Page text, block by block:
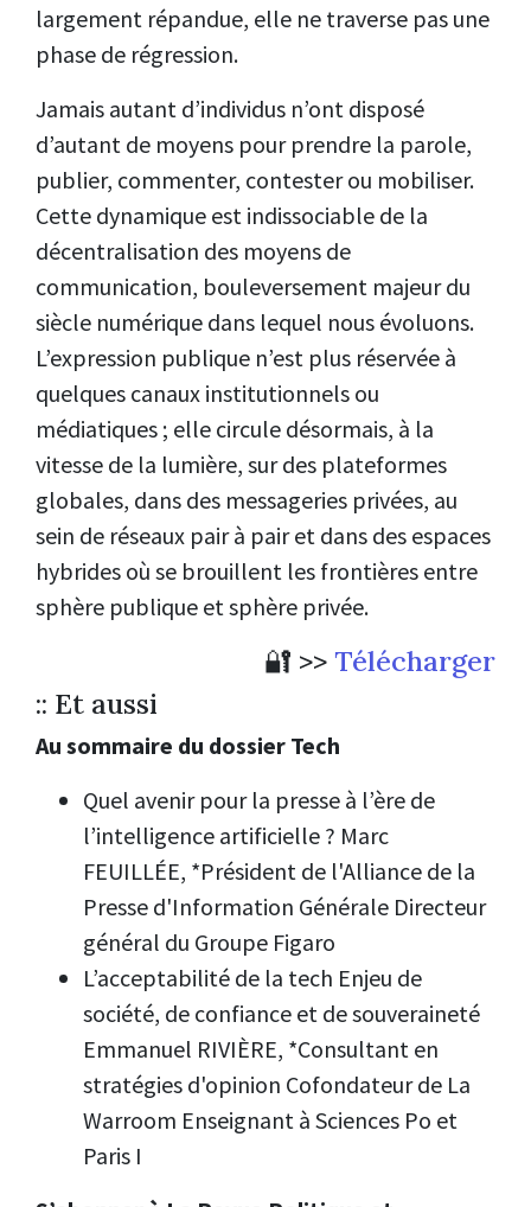
largement répandue, elle ne traverse pas une
phase de régression.
Jamais autant d’individus n’ont disposé
d’autant de moyens pour prendre la parole,
publier, commenter, contester ou mobiliser.
Cette dynamique est indissociable de la
décentralisation des moyens de
communication, bouleversement majeur du
siècle numérique dans lequel nous évoluons.
L’expression publique n’est plus réservée à
quelques canaux institutionnels ou
médiatiques ; elle circule désormais, à la
vitesse de la lumière, sur des plateformes
globales, dans des messageries privées, au
sein de réseaux pair à pair et dans des espaces
hybrides où se brouillent les frontières entre
sphère publique et sphère privée.
🔐 >> Télécharger
:: Et aussi
Au sommaire du dossier Tech
Quel avenir pour la presse à l’ère de
l’intelligence artificielle ? Marc
FEUILLÉE, *Président de l'Alliance de la
Presse d'Information Générale Directeur
général du Groupe Figaro
L’acceptabilité de la tech Enjeu de
société, de confiance et de souveraineté
Emmanuel RIVIÈRE, *Consultant en
stratégies d'opinion Cofondateur de La
Warroom Enseignant à Sciences Po et
Paris I